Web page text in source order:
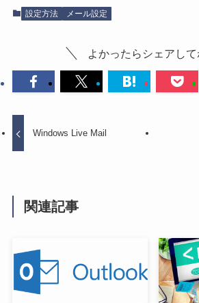
設定方法 メール設定
よかったらシェアして
Windows Live Mail
関連記事